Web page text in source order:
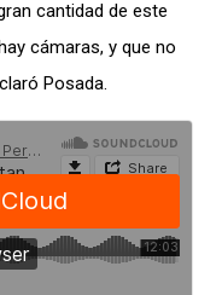
cantidad de este
cámaras, y que no
Posada.